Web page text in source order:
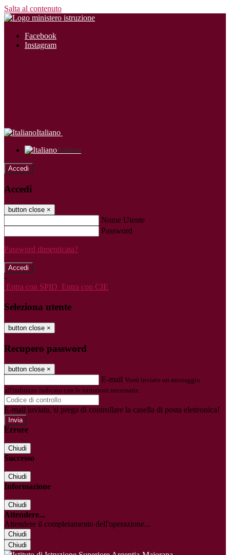
Salta al contenuto
Facebook
Instagram
Italiano
Italiano
Accedi
Accedi
button close ×
Nome Utente
Password
Password dimenticata?
-
Entra con SPID Entra con CIE
Seleziona utente
button close ×
Recupero password
button close ×
E-mail Verrà inviato un messaggio
all'indirizzo indicato con le istruzioni necessarie.
E-mail inviata, si prega di controllare la casella di posta elettronica!
Errore
Chiudi
Successo
Chiudi
Informazione
Chiudi
Attendere...
Attendere il completamento dell'operazione...
Chiudi
Chiudi